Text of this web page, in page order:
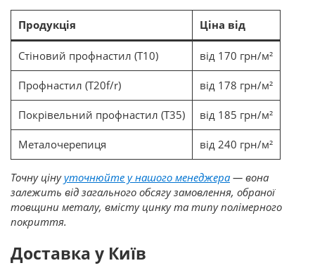
Продукція Ціна від
Стіновий профнастил (Т10) від 170 грн/м²
Профнастил (Т20f/r) від 178 грн/м²
Покрівельний профнастил (Т35) від 185 грн/м²
Металочерепиця від 240 грн/м²
Точну цінууточнюйте у нашого менеджера— вона
залежить від загального обсягу замовлення, обраної
товщини металу, вмісту цинку та типу полімерного
покриття.
Доставка у Київ